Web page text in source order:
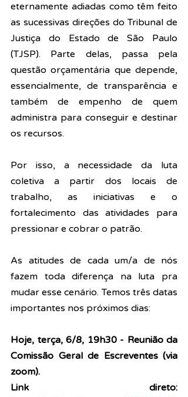
eternamente adiadas como têm feito
as sucessivas direções do Tribunal de
Justiça do Estado de São Paulo
(TJSP). Parte delas, passa pela
questão orçamentária que depende,
essencialmente, de transparência e
também de empenho de quem
administra para conseguir e destinar
os recursos.
Por isso, a necessidade da luta
coletiva a partir dos locais de
trabalho, as iniciativas e o
fortalecimento das atividades para
pressionar e cobrar o patrão.
As atitudes de cada um/a de nós
fazem toda diferença na luta pra
mudar esse cenário. Temos três datas
importantes nos próximos dias:
Hoje, terça, 6/8, 19h30 - Reunião da
Comissão Geral de Escreventes (via
zoom).